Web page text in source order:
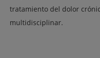
tratamiento del dolor
multidisciplinar.